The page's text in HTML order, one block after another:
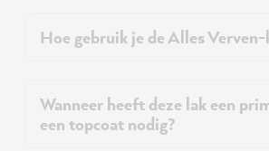
Hoe gebruik je de Alles Verven-
Wanneer heeft deze lak een
een topcoat nodig?